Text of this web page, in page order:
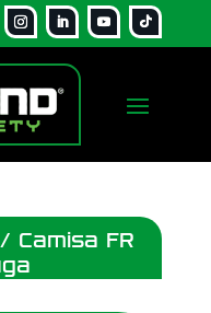
/ Camisa FR